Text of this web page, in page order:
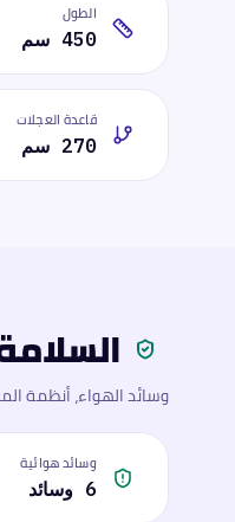
الطول
450 سم
قاعدة العجلات
270 سم
وسائد الهواء، أنظمة
وسائد هوائية
6 وسائد